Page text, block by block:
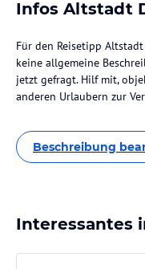
Infos Altstadt
Für den Reisetipp
keine allgemeine
jetzt gefragt. Hilf mit,
anderen Urlaubern zur
Beschreibung
Interessantes